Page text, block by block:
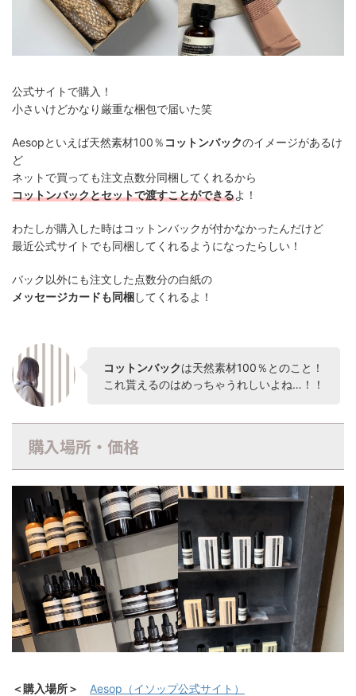
公式サイトで購入！
小さいけどかなり厳重な梱包で届いた笑
Aesopといえば天然素材100％ コットンバックのイメージがあるけ
ど
ネットで買っても注文点数分同梱してくれるから
コットンバックとセットで渡すことができるよ！
わたしが購入した時はコットンバックが付かなかったんだけど
最近公式サイトでも同梱してくれるようになったらしい！
バック以外にも注文した点数分の白紙の
メッセージカードも同梱してくれるよ！
コットンバックは天然素材100％とのこと！
これ貰えるのはめっちゃうれしいよね…！！
購入場所・価格
＜購入場所＞ Aesop（イソップ公式サイト）